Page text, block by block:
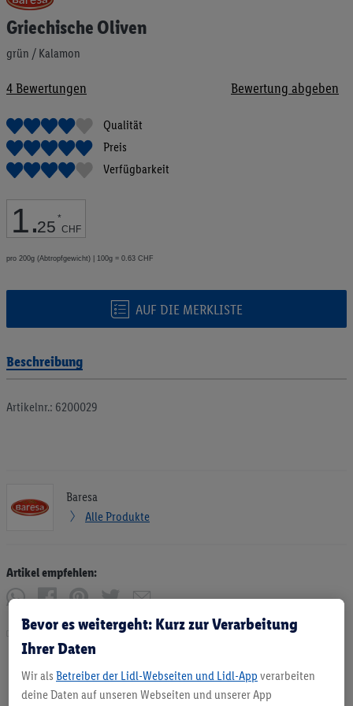
Griechische Oliven
grün / Kalamon
4Bewertungen Bewertung abgeben
Qualität
Preis
Verfügbarkeit
1.25 *
CHF
pro 200g (Abtropfgewicht) | 100g = 0.63 CHF
AUF DIE MERKLISTE
Anfang
der
springen
Beschreibung
Artikelnr.: 6200029
Baresa
Alle Produkte
Artikel empfehlen:
Bevor es weitergeht: Kurz zur Verarbeitung
Ihrer Daten
Wir als Betreiber der Lidl-Webseiten und Lidl-App verarbeiten
deine Daten auf unseren Webseiten und unserer App